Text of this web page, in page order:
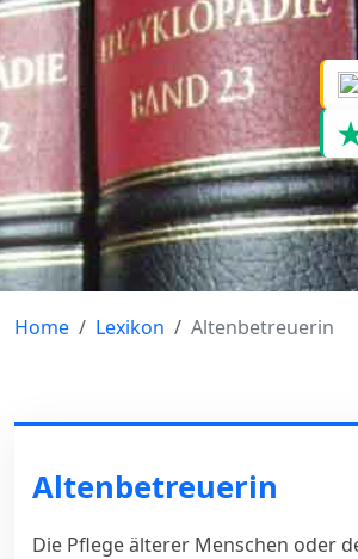
Home Lexikon Altenbetreuerin
Altenbetreuerin
Die Pflege älterer Menschen oder